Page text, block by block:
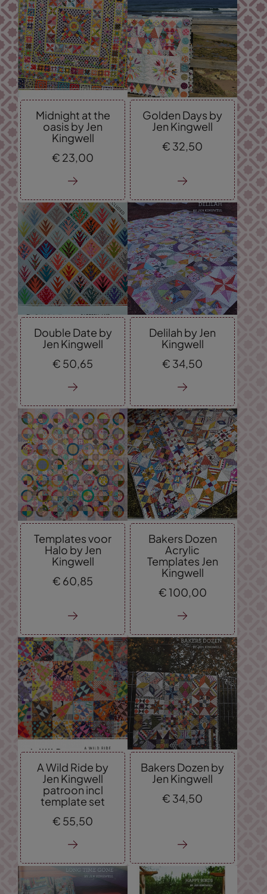
Midnight at the
oasis by Jen
Kingwell
€ 23, 00
Golden Days by
Jen Kingwell
€ 32, 50
Double Date by
Jen Kingwell
€ 50,65
Delilah by Jen
Kingwell
€ 34,50
Templates voor
Halo by Jen
Kingwell
€ 60,85
Bakers Dozen
Acrylic
Templates Jen
Kingwell
€100,00
A Wild Ride by
Jen Kingwell
patroon incl
template set
€ 55,50
Bakers Dozen by
Jen Kingwell
€ 34,50